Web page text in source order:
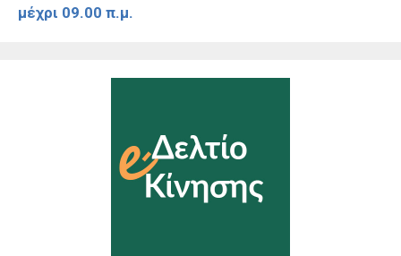
μέχρι 09.00 π.μ.